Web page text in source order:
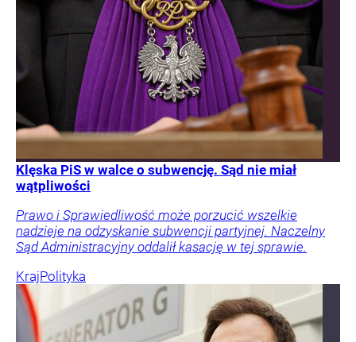
Klęska PiS w walce o subwencję. Sąd nie miał
wątpliwości
Prawo i Sprawiedliwość może porzucić wszelkie
nadzieje na odzyskanie subwencji partyjnej. Naczelny
Sąd Administracyjny oddalił kasację w tej sprawie.
KrajPolityka